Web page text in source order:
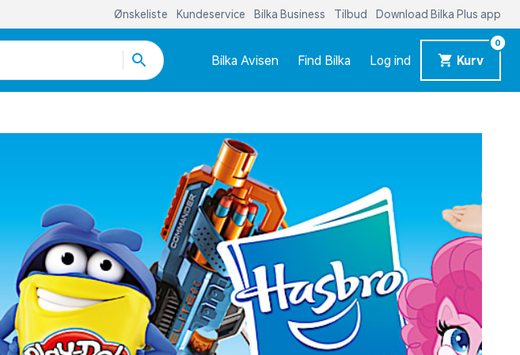
Ønskeliste Kundeservice Bilka Business Tilbud Download Bilka Plus app
Bilka Avisen Find Bilka Log ind Kurv
0